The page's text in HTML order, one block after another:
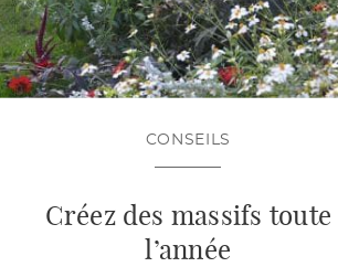
CONSEILS
Créez des massifs toute
l’année